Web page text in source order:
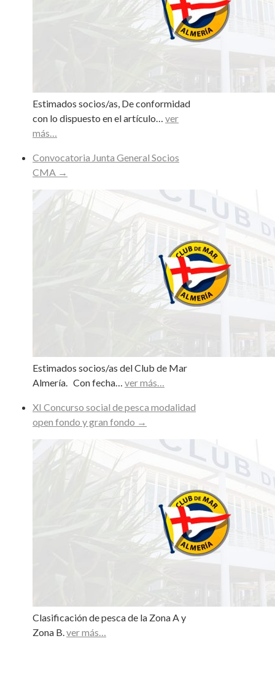
Estimados socios/as, De conformidad
con lo dispuesto en el artículo… ver
más…
Convocatoria Junta General Socios
CMA →
Estimados socios/as del Club de Mar
Almería. Con fecha… ver más…
XI Concurso social de pesca modalidad
open fondo y gran fondo →
Clasificación de pesca de la Zona A y
Zona B.ver más…